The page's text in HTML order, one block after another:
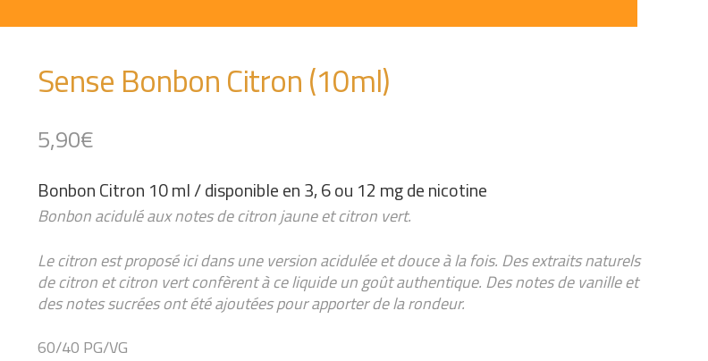
Sense Bonbon Citron (10ml)
5,90€
Bonbon Citron 10 ml / disponible en 3, 6 ou 12 mg de nicotine
Bonbon acidulé aux notes de citron jaune et citron vert.
Le citron est proposé ici dans une version acidulée et douce à la fois. Des extraits naturels
de citron et citron vert confèrent à ce liquide un goût authentique. Des notes de vanille et
des notes sucrées ont été ajoutées pour apporter de la rondeur.
60/40 PG/VG